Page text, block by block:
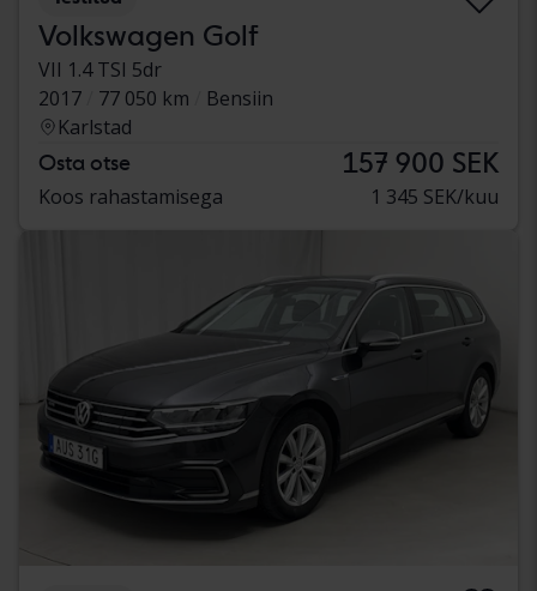
Volkswagen Golf
VII 1.4 TSI 5dr
2017
77 050 km
Bensiin
Karlstad
Osta otse 157 900 SEK
Koos rahastamisega 1 345 SEK/kuu